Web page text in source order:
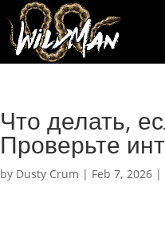
Что делать,
Проверьте
by Dusty Crum | Feb 7, 2026 |